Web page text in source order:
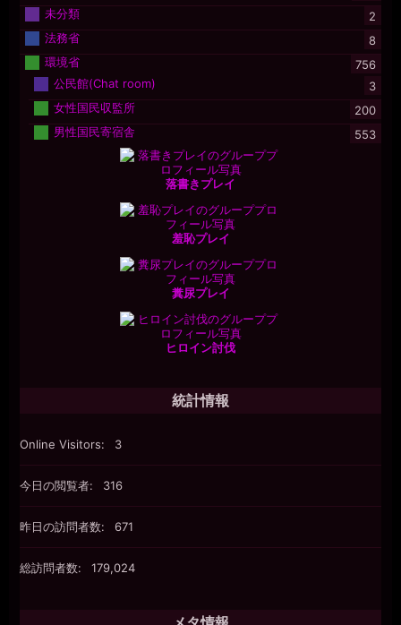
未分類
2
法務省
8
環境省
756
公民館(Chat room)
3
女性国民収監所
200
男性国民寄宿舎
553
落書きプレイ
羞恥プレイ
糞尿プレイ
ヒロイン討伐
統計情報
Online Visitors: 3
今日の閲覧者: 316
昨日の訪問者数: 671
総訪問者数: 179,024